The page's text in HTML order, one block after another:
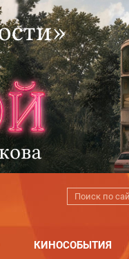
КИНОСОБЫТИЯ